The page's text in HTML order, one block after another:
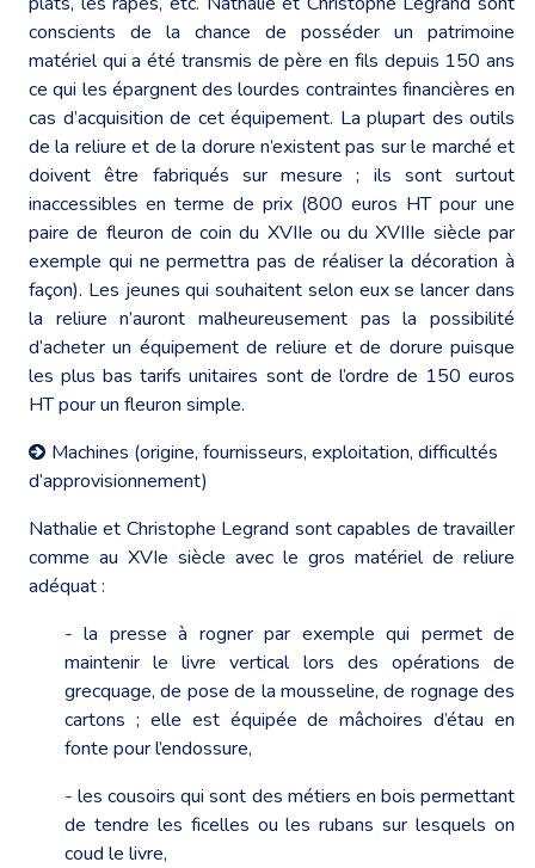
conscients de la chance de posséder un patrimoine
matériel qui a été transmis de père en fils depuis 150 ans
ce qui les épargnent des lourdes contraintes financières en
cas d’acquisition de cet équipement. La plupart des outils
de la reliure et de la dorure n’existent pas sur le marché et
doivent être fabriqués sur mesure ; ils sont surtout
inaccessibles en terme de prix (800 euros HT pour une
paire de fleuron de coin du XVIIe ou du XVIIIe siècle par
exemple qui ne permettra pas de réaliser la décoration à
façon). Les jeunes qui souhaitent selon eux se lancer dans
la reliure n’auront malheureusement pas la possibilité
d’acheter un équipement de reliure et de dorure puisque
les plus bas tarifs unitaires sont de l’ordre de 150 euros
HT pour un fleuron simple.
Machines (origine, fournisseurs, exploitation, difficultés
d’approvisionnement)
Nathalie et Christophe Legrand sont capables de travailler
comme au XVIe siècle avec le gros matériel de reliure
adéquat :
- la presse à rogner par exemple qui permet de
maintenir le livre vertical lors des opérations de
grecquage, de pose de la mousseline, de rognage des
cartons ; elle est équipée de mâchoires d’étau en
fonte pour l’endossure,
- les cousoirs qui sont des métiers en bois permettant
de tendre les ficelles ou les rubans sur lesquels on
coud le livre,